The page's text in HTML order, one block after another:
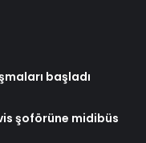
başladı
şoförüne midibüs